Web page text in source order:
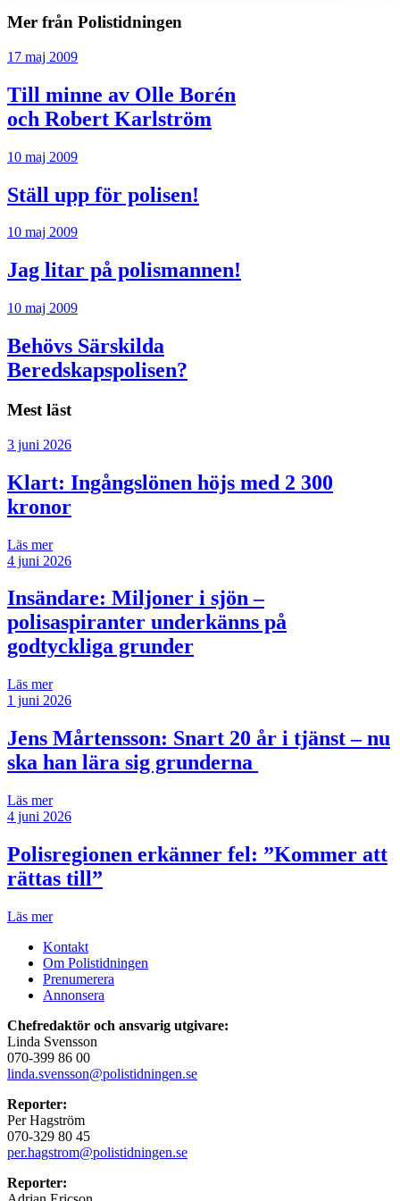
Mer från Polistidningen
17 maj 2009
Till minne av Olle Borén
och Robert Karlström
10 maj 2009
Ställ upp för polisen!
10 maj 2009
Jag litar på polismannen!
10 maj 2009
Behövs Särskilda
Beredskapspolisen?
Mest läst
3 juni 2026
Klart: Ingångslönen höjs med 2 300
kronor
Läs mer
4 juni 2026
Insändare: Miljoner i sjön –
polisaspiranter underkänns på
godtyckliga grunder
Läs mer
1 juni 2026
Jens Mårtensson: Snart 20 år i tjänst – nu
ska han lära sig grunderna
Läs mer
4 juni 2026
Polisregionen erkänner fel: ”Kommer att
rättas till”
Läs mer
Kontakt
Om Polistidningen
Prenumerera
Annonsera
Chefredaktör och ansvarig utgivare:
Linda Svensson
070-399 86 00
linda.svensson@polistidningen.se
Reporter:
Per Hagström
070-329 80 45
per.hagstrom@polistidningen.se
Reporter: